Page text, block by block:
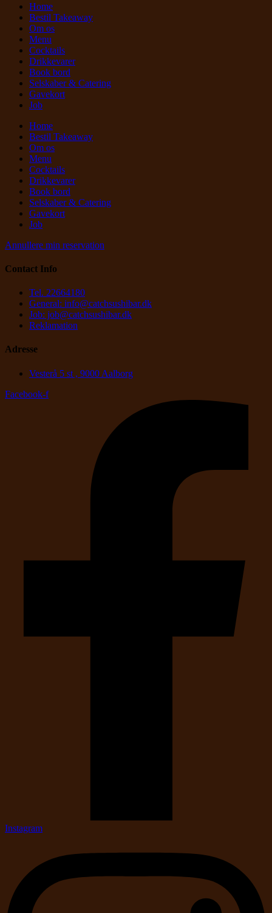
Home
Bestil Takeaway
Om os
Menu
Cocktails
Drikkevarer
Book bord
Selskaber & Catering
Gavekort
Job
Home
Bestil Takeaway
Om os
Menu
Cocktails
Drikkevarer
Book bord
Selskaber & Catering
Gavekort
Job
Annullere min reservation
Contact Info
Tel. 22664180
General: info@catchsushibar.dk
Job: job@catchsushibar.dk
Reklamation
Adresse
Vesterå 5 st , 9000 Aalborg
Facebook-f
Instagram